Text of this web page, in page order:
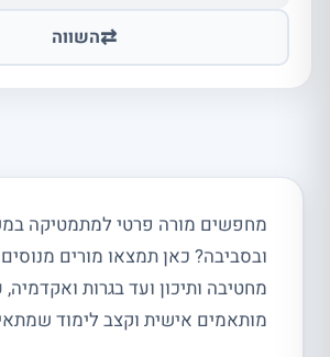
⇄השווה
מחפשים מורה פרטי למתמטיקה
ובסביבה? כאן תמצאו מורים
מחטיבה ותיכון ועד בגרות
מותאמים אישית וקצב לימוד